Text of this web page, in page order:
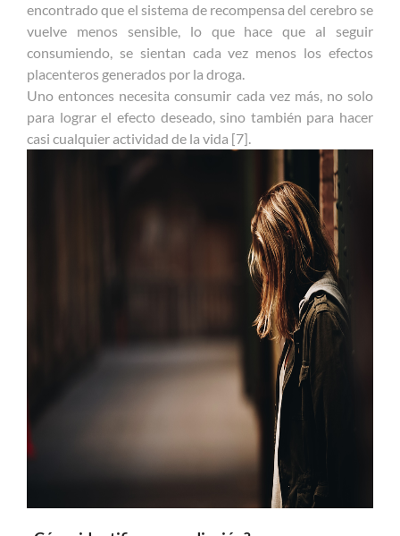
encontrado que el sistema de recompensa del cerebro se
vuelve menos sensible, lo que hace que al seguir
consumiendo, se sientan cada vez menos los efectos
placenteros generados por la droga.
Uno entonces necesita consumir cada vez más, no solo
para lograr el efecto deseado, sino también para hacer
casi cualquier actividad de la vida [7].